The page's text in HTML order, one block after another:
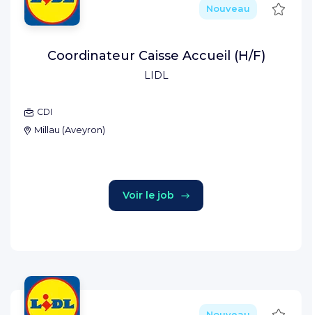
LIDL
Nouveau
Coordinateur Caisse Accueil (H/F)
CDI
Millau (Aveyron)
Voir le job